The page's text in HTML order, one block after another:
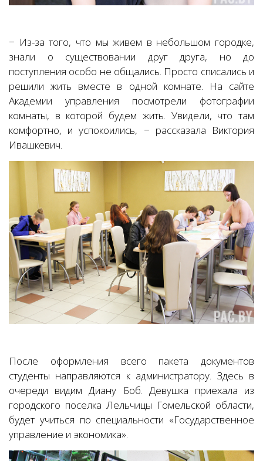
− Из-за того, что мы живем в небольшом городке,
знали о существовании друг друга, но до
поступления особо не общались. Просто списались и
решили жить вместе в одной комнате. На сайте
Академии управления посмотрели фотографии
комнаты, в которой будем жить. Увидели, что там
комфортно, и успокоились, − рассказала Виктория
Ивашкевич.
После оформления всего пакета документов
студенты направляются к администратору. Здесь в
очереди видим Диану Боб. Девушка приехала из
городского поселка Лельчицы Гомельской области,
будет учиться по специальности «Государственное
управление и экономика».